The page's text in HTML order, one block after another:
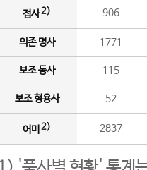
접사2) 906
의존 명사 1771
보조 동사 115
보조 형용사 52
어미 2) 2837